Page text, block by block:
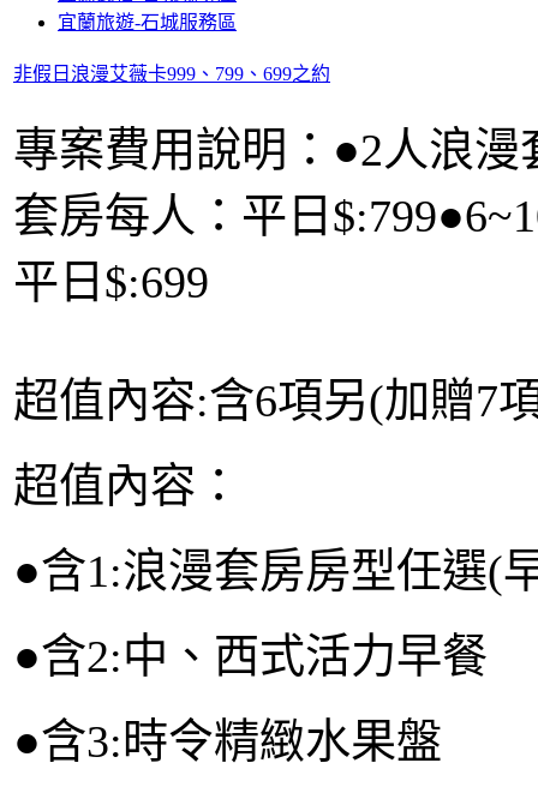
宜蘭旅遊-石城服務區
非假日浪漫艾薇卡999、799、699之約
專案費用說明：●2人浪漫
套房每人：平日
平日$:699
超值內容:含6項另(加贈7
超值內容：
●含1:浪漫套房房型任選(
●含2:中、西式活力早餐
●含3:時令精緻水果盤